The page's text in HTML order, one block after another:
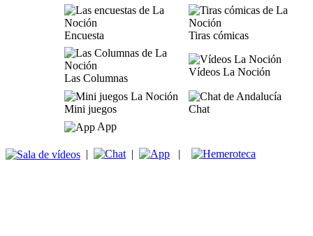
Encuesta Tiras cómicas
Las Columnas
Vídeos La Noción
Mini juegos
Chat
App
| | |